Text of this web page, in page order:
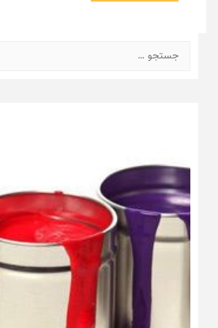
جستجو
برای: